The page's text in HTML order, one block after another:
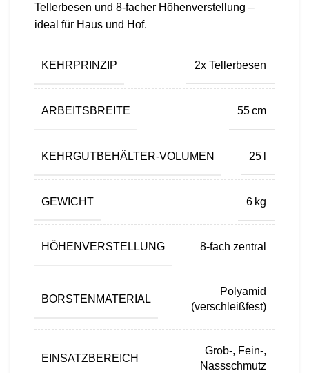
Tellerbesen und 8-facher Höhenverstellung –
ideal für Haus und Hof.
KEHRPRINZIP 2x Tellerbesen
ARBEITSBREITE 55 cm
KEHRGUTBEHÄLTER-VOLUMEN 25 l
GEWICHT 6 kg
HÖHENVERSTELLUNG 8-fach zentral
BORSTENMATERIAL
Polyamid
(verschleißfest)
EINSATZBEREICH
Grob-, Fein-,
Nassschmutz